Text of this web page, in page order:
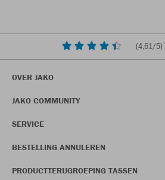
(4,61/5)
OVER JAKO
JAKO COMMUNITY
SERVICE
BESTELLING ANNULEREN
PRODUCTTERUGROEPING TASSEN